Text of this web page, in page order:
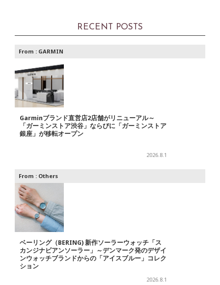
RECENT POSTS
From : GARMIN
Garminブランド直営店2店舗がリニューアル～
「ガーミンストア渋谷」ならびに「ガーミンストア
銀座」が移転オープン
2026.8.1
From : Others
ベーリング（BERING) 新作ソーラーウォッチ「ス
カンジナビアンソーラー」～デンマーク発のデザイ
ンウォッチブランドからの「アイスブルー」コレク
ション
2026.8.1